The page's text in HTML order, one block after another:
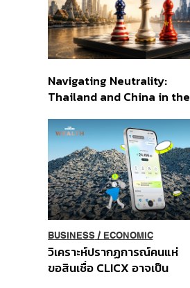
Navigating Neutrality:
Thailand and China in the
Order
BUSINESS/ ECONOMIC
วิเคราะห์ปรากฏการณ์คนแห่
ขอสินเชื่อ CLICX อาจเป็น